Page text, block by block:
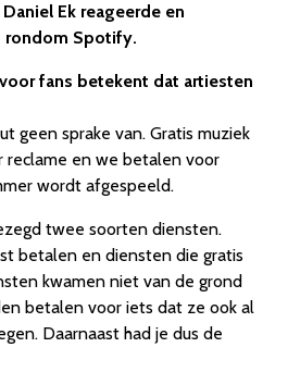
Ek reageerde en
rondom Spotify.
fans betekent dat artiesten
geen sprake van. Gratis muziek
en we betalen voor
wordt afgespeeld.
twee soorten diensten.
betalen en diensten die gratis
kwamen niet van de grond
betalen voor iets dat ze ook al
Daarnaast had je dus de